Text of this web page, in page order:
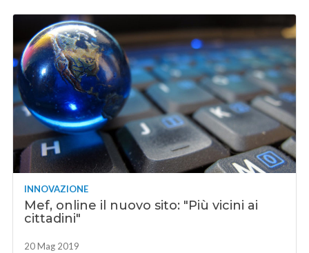
INNOVAZIONE
Mef, online il nuovo sito: "Più vicini ai
cittadini"
20 Mag 2019